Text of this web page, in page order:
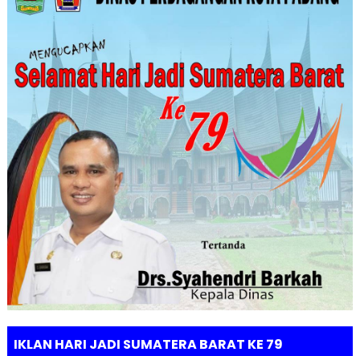
IKLAN HARI JADI SUMATERA BARAT KE 79